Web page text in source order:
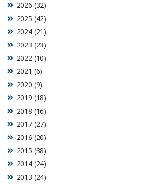
2013 (24)
2014 (24)
2015 (38)
2016 (20)
2017 (27)
2018 (16)
2019 (18)
2020 (9)
2021 (6)
2022 (10)
2023 (23)
2024 (21)
2025 (42)
2026 (32)